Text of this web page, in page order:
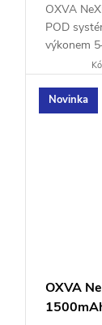
OXVA
POD
výkonem
režimy...
Novinka
OXVA